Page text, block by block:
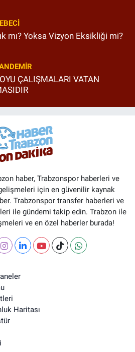
mı? Yoksa Vizyon Eksikliği mi?
ÇALIŞMALARI VATAN
haber, Trabzonspor haberleri ve
için en güvenilir kaynak
Trabzonspor transfer haberleri ve
ile gündemi takip edin. Trabzon ile
ve en özel haberler burada!
Haritası